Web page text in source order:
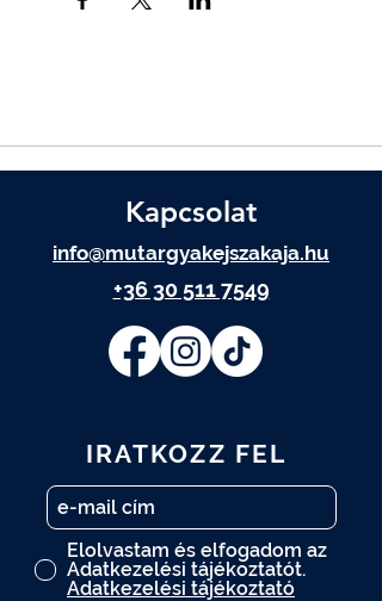
Kapcsolat
info@mutargyakejszakaja.hu
+36 30 511 7549
IRATKOZZ FEL
Elolvastam és elfogadom az
Adatkezelési tájékoztatót.
Adatkezelési tájékoztató